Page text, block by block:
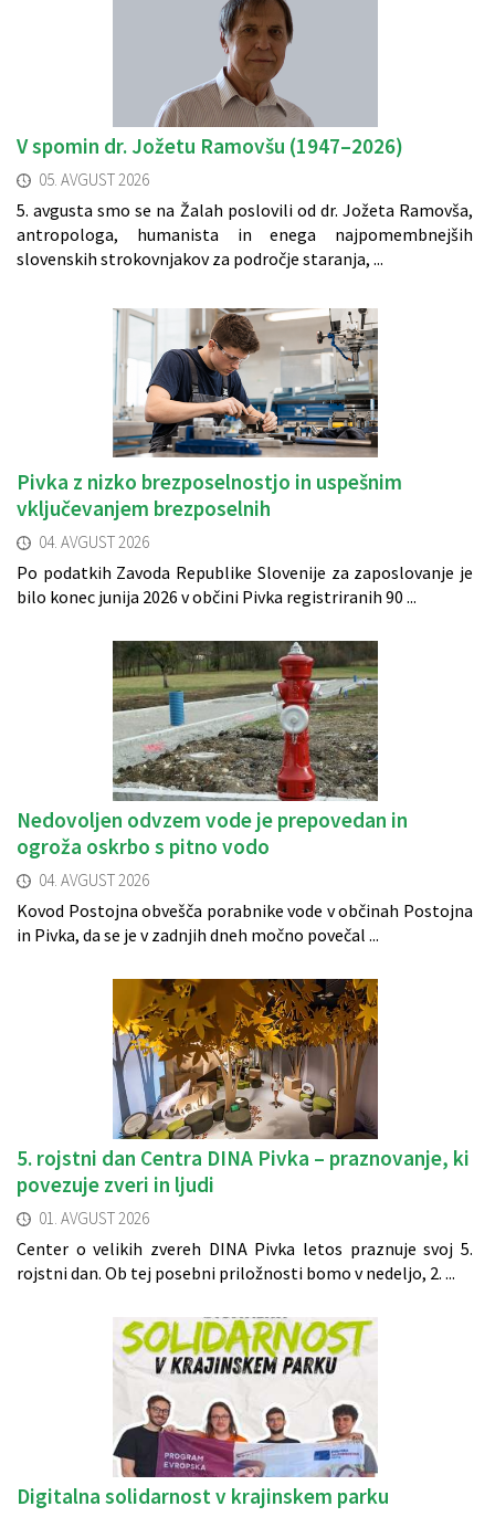
V spomin dr. Jožetu Ramovšu (1947–2026)
05. AVGUST 2026
5. avgusta smo se na Žalah poslovili od dr. Jožeta Ramovša,
antropologa, humanista in enega najpomembnejših
slovenskih strokovnjakov za področje staranja, ...
Pivka z nizko brezposelnostjo in uspešnim
vključevanjem brezposelnih
04. AVGUST 2026
Po podatkih Zavoda Republike Slovenije za zaposlovanje je
bilo konec junija 2026 v občini Pivka registriranih 90 ...
Nedovoljen odvzem vode je prepovedan in
ogroža oskrbo s pitno vodo
04. AVGUST 2026
Kovod Postojna obvešča porabnike vode v občinah Postojna
in Pivka, da se je v zadnjih dneh močno povečal ...
5. rojstni dan Centra DINA Pivka – praznovanje, ki
povezuje zveri in ljudi
01. AVGUST 2026
Center o velikih zvereh DINA Pivka letos praznuje svoj 5.
rojstni dan. Ob tej posebni priložnosti bomo v nedeljo, 2. ...
Digitalna solidarnost v krajinskem parku